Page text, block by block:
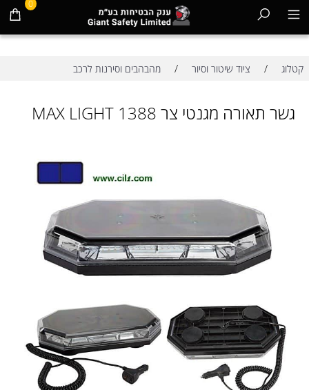
0
קטלוג / ציוד שיטור וסיור / מהבהבים וסירנות לרכב
גשר תאורה מגנטי צר MAX LIGHT 1388